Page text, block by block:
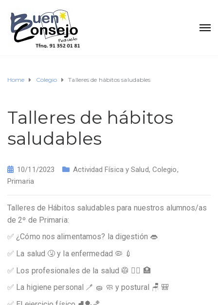
Home Colegio Talleres de hábitos saludables
Talleres de hábitos
saludables
10/11/2023 Actividad Física y Salud, Colegio,
Primaria
Talleres de Hábitos saludables para nuestros alumnos/as
de 2º de Primaria:
✅ ¿Cómo nos alimentamos? la digestión 👄
✅ La salud 🤧 y la enfermedad 🦠 💉
✅ Los profesionales de la salud 🥼 👨‍⚕️ 🏥
✅ La higiene personal 🪥 🧽 🧼 y postural 🪑 🎒